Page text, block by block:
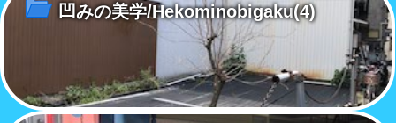
凹みの美学/Hekominobigaku(4)